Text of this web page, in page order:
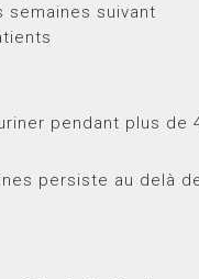
semaines suivant
pendant plus de
persiste au delà